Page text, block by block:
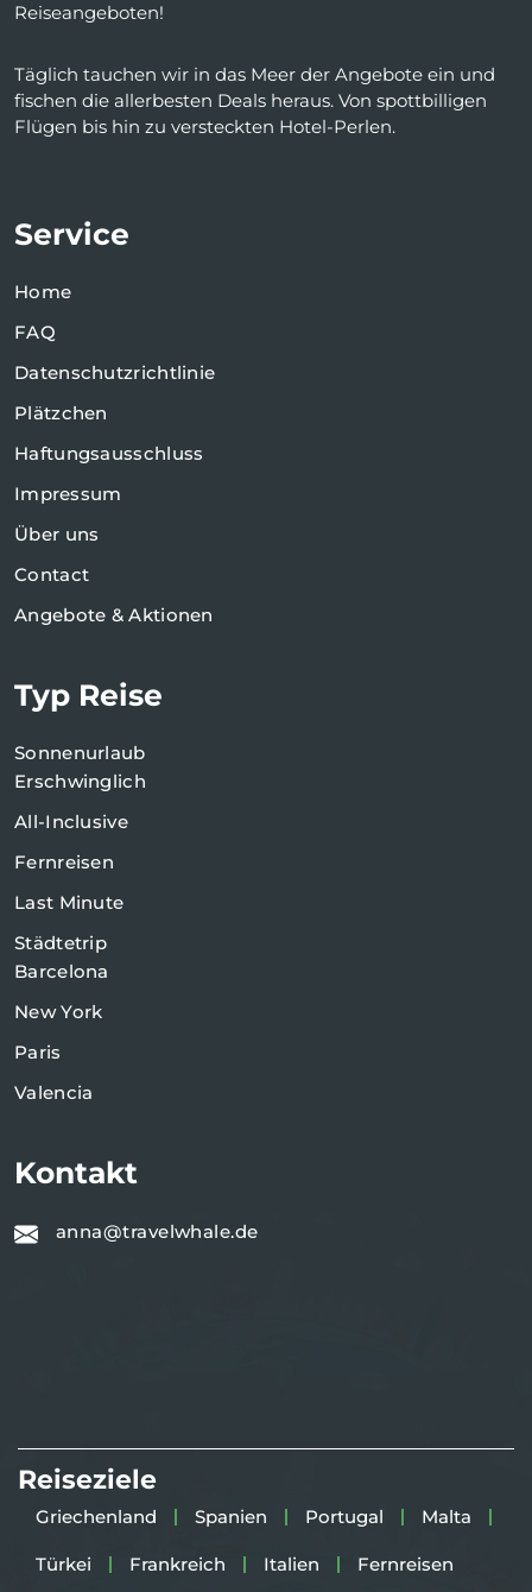
Reiseangeboten!
Täglich tauchen wir in das Meer der Angebote ein und
fischen die allerbesten Deals heraus. Von spottbilligen
Flügen bis hin zu versteckten Hotel-Perlen.
Service
Home
FAQ
Datenschutzrichtlinie
Plätzchen
Haftungsausschluss
Impressum
Über uns
Contact
Angebote & Aktionen
Typ Reise
Sonnenurlaub
Erschwinglich
All-Inclusive
Fernreisen
Last Minute
Städtetrip
Barcelona
New York
Paris
Valencia
Kontakt
anna@travelwhale.de
Reiseziele
Griechenland Spanien Portugal Malta
Türkei Frankreich Italien Fernreisen